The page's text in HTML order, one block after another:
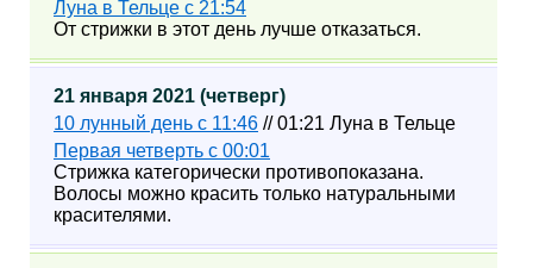
Луна в Тельце c 21:54
От стрижки в этот день лучше отказаться.
21 января 2021 (четверг)
10 лунный день с 11:46 // 01:21 Луна в Тельце
Первая четверть с 00:01
Стрижка категорически противопоказана.
Волосы можно красить только натуральными
красителями.